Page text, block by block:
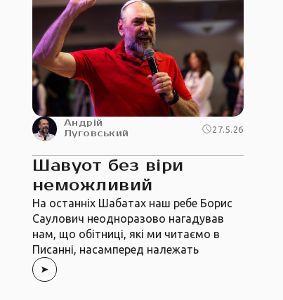
Андрій
Луговський
27.5.26
Шавуот без віри
неможливий
На останніх Шабатах наш ребе Борис
Саулович неодноразово нагадував
нам, що обітниці, які ми читаємо в
Писанні, насамперед належать